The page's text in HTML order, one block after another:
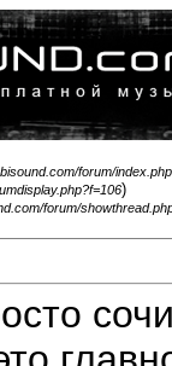
forum/index.php
)
forum/